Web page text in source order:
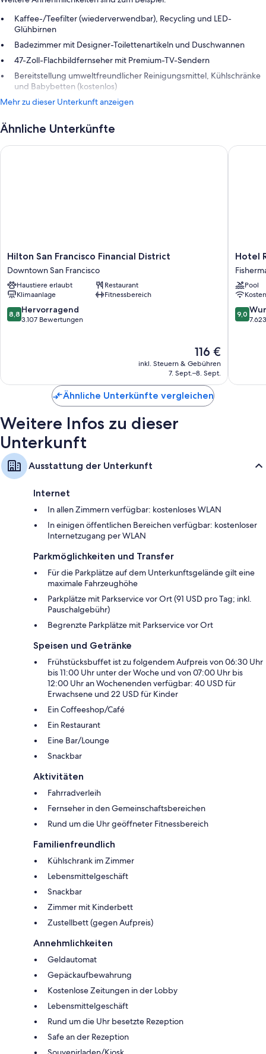
Kaffee-/Teefilter (wiederverwendbar), Recycling und LED-
Glühbirnen
Badezimmer mit Designer-Toilettenartikeln und Duschwannen
47-Zoll-Flachbildfernseher mit Premium-TV-Sendern
Bereitstellung umweltfreundlicher Reinigungsmittel, Kühlschränke
und Babybetten (kostenlos)
Mehr zu dieser Unterkunft anzeigen
Ähnliche Unterkünfte
Hilton
San
Francisco
Financial
District
Downtown
San
Hilton San Francisco Financial District
Downtown San Francisco
Haustiere erlaubt
Restaurant
Klimaanlage
Fitnessbereich
8.8
von
8,8 Hervorragend
3.107 Bewertungen
Der
Preis
beträgt
116 €
inkl. Steuern & Gebühren
7. Sept.–8. Sept.
Hilton San Francisco Financial District
Hotel
Riu
Plaza
Wharf
Wharf
Hotel
Pool
9.0
von
9,0
Hotel
Ähnliche Unterkünfte vergleichen
Weitere Infos zu dieser
Unterkunft
Ausstattung der Unterkunft
Internet
In allen Zimmern verfügbar: kostenloses WLAN
In einigen öffentlichen Bereichen verfügbar: kostenloser
Internetzugang per WLAN
Parkmöglichkeiten und Transfer
Für die Parkplätze auf dem Unterkunftsgelände gilt eine
maximale Fahrzeughöhe
Parkplätze mit Parkservice vor Ort (91 USD pro Tag; inkl.
Pauschalgebühr)
Begrenzte Parkplätze mit Parkservice vor Ort
Speisen und Getränke
Frühstücksbuffet ist zu folgendem Aufpreis von 06:30 Uhr
bis 11:00 Uhr unter der Woche und von 07:00 Uhr bis
12:00 Uhr an Wochenenden verfügbar: 40 USD für
Erwachsene und 22 USD für Kinder
Ein Coffeeshop/Café
Ein Restaurant
Eine Bar/Lounge
Snackbar
Aktivitäten
Fahrradverleih
Fernseher in den Gemeinschaftsbereichen
Rund um die Uhr geöffneter Fitnessbereich
Familienfreundlich
Kühlschrank im Zimmer
Lebensmittelgeschäft
Snackbar
Zimmer mit Kinderbett
Zustellbett (gegen Aufpreis)
Annehmlichkeiten
Geldautomat
Gepäckaufbewahrung
Kostenlose Zeitungen in der Lobby
Lebensmittelgeschäft
Rund um die Uhr besetzte Rezeption
Safe an der Rezeption